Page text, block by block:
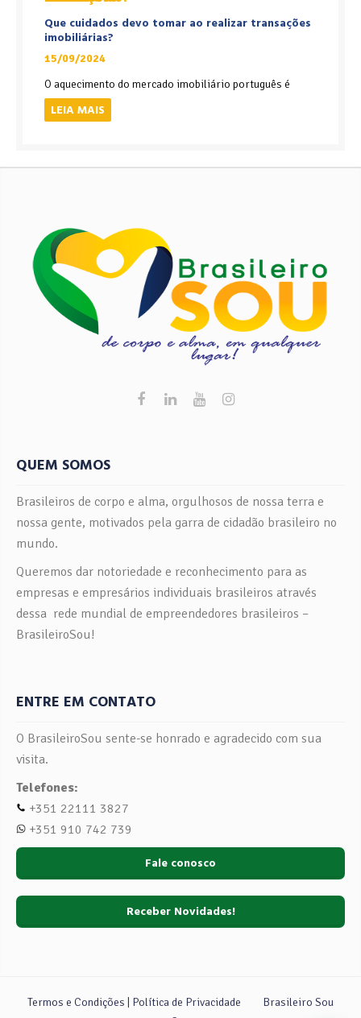
Que cuidados devo tomar ao realizar transações
imobiliárias?
15/09/2024
O aquecimento do mercado imobiliário português é
LEIA MAIS
QUEM SOMOS
Brasileiros de corpo e alma, orgulhosos de nossa terra e
nossa gente, motivados pela garra de cidadão brasileiro no
mundo.
Queremos dar notoriedade e reconhecimento para as
empresas e empresários individuais brasileiros através
dessa rede mundial de empreendedores brasileiros –
BrasileiroSou!
ENTRE EM CONTATO
O BrasileiroSou sente-se honrado e agradecido com sua
visita.
Telefones:
+351 22111 3827
+351 910 742 739
Fale conosco
Receber Novidades!
Termos e Condições | Política de Privacidade
Brasileiro Sou